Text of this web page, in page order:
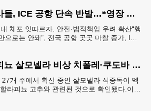
항공사들, ICE 공항 단속 반발…“영장 없인 협조 불가”
체포 잇따르자, 안전·법적책임 우려 확산“행
으로는 안돼”, 전국 공항 곳곳 마찰 증가, ICE
할라피뇨 살모넬라 비상 치폴레·쿠도바 긴급 회수
27개 주에서 확산 중인 살모넬라 식중독이 멕
라피뇨 고추와 관련된 것으로 확인됐다.이에